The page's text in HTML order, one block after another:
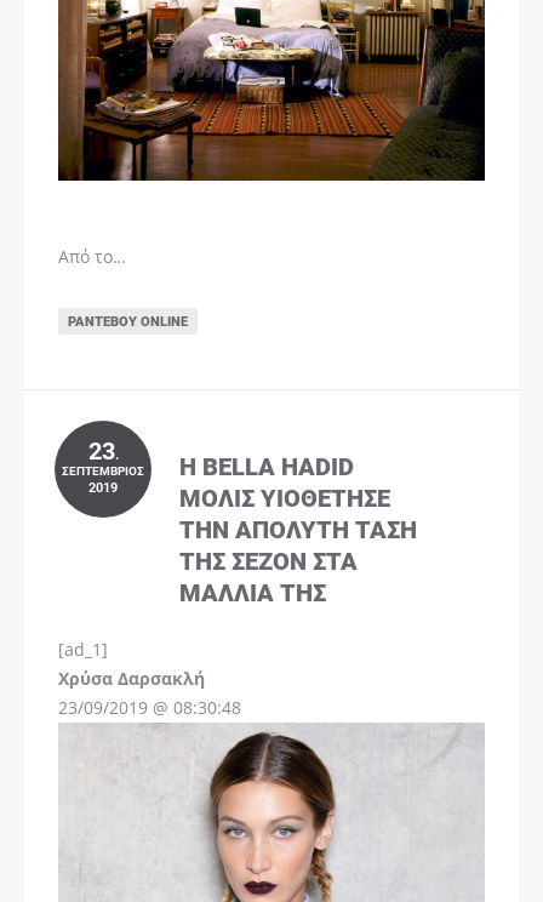
Από το…
ΡΑΝΤΕΒΟΎ ONLINE
23.
ΣΕΠΤΈΜΒΡΙΟΣ
2019
Η BELLA HADID
ΜΌΛΙΣ ΥΙΟΘΈΤΗΣΕ
ΤΗΝ ΑΠΌΛΥΤΗ ΤΆΣΗ
ΤΗΣ ΣΕΖΌΝ ΣΤΑ
ΜΑΛΛΙΆ ΤΗΣ
[ad_1]
Χρύσα Δαρσακλή
23/09/2019 @ 08:30:48